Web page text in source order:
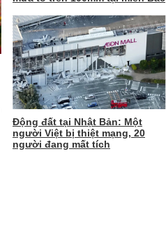
Động đất tại Nhật Bản: Một
người Việt bị thiệt mạng, 20
người đang mất tích